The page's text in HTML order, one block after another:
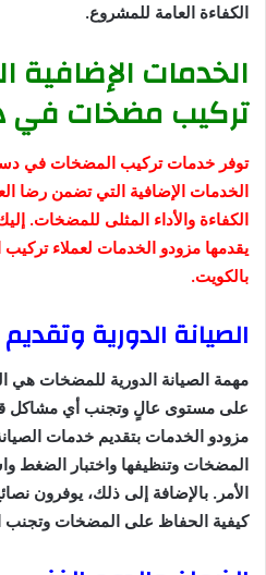
الكفاءة العامة للمشروع.
الخدمات الإضافية
تركيب مضخات في
توفر خدمات تركيب المضخات في
الخدمات الإضافية التي تضمن رضا
الكفاءة والأداء المثلى للمضخات.
يقدمها مزودو الخدمات لعملاء
بالكويت.
الصيانة الدورية وتقديم
مهمة الصيانة الدورية للمضخات هي
على مستوى عالٍ وتجنب أي مشاكل قد
مزودو الخدمات بتقديم خدمات
المضخات وتنظيفها واختبار الضغط
الأمر. بالإضافة إلى ذلك، يوفرون
كيفية الحفاظ على المضخات وتجنب